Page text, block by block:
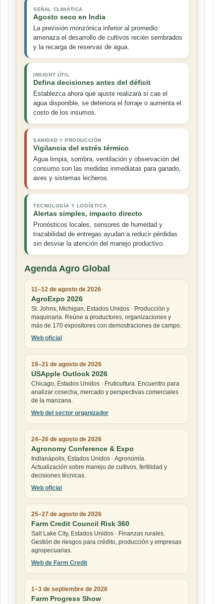
SEÑAL CLIMÁTICA
Agosto seco en India
La previsión monzónica inferior al promedio
amenaza el desarrollo de cultivos recién sembrados
y la recarga de reservas de agua.
INSIGHT ÚTIL
Defina decisiones antes del déficit
Establezca ahora qué ajuste realizará si cae el
agua disponible, se deteriora el forraje o aumenta el
costo de los insumos.
SANIDAD Y PRODUCCIÓN
Vigilancia del estrés térmico
Agua limpia, sombra, ventilación y observación del
consumo son las medidas inmediatas para ganado,
aves y sistemas lecheros.
TECNOLOGÍA Y LOGÍSTICA
Alertas simples, impacto directo
Pronósticos locales, sensores de humedad y
trazabilidad de entregas ayudan a reducir pérdidas
sin desviar la atención del manejo productivo.
Agenda Agro Global
11–12 de agosto de 2026
AgroExpo 2026
St. Johns, Michigan, Estados Unidos · Producción y
maquinaria. Reúne a productores, organizaciones y
más de 170 expositores con demostraciones de campo.
Web oficial
19–21 de agosto de 2026
USApple Outlook 2026
Chicago, Estados Unidos · Fruticultura. Encuentro para
analizar cosecha, mercado y perspectivas comerciales
de la manzana.
Web del sector organizador
24–26 de agosto de 2026
Agronomy Conference & Expo
Indianápolis, Estados Unidos · Agronomía.
Actualización sobre manejo de cultivos, fertilidad y
decisiones técnicas.
Web oficial
25–27 de agosto de 2026
Farm Credit Council Risk 360
Salt Lake City, Estados Unidos · Finanzas rurales.
Gestión de riesgos para crédito, producción y empresas
agropecuarias.
Web de Farm Credit
1–3 de septiembre de 2026
Farm Progress Show